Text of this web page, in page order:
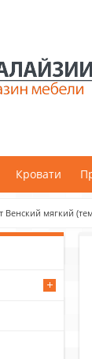
Кровати
Венский мягкий